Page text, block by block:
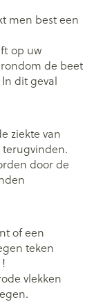
men best een
op uw
de beet
dit geval
ziekte van
terugvinden.
door de
of een
teken
vlekken